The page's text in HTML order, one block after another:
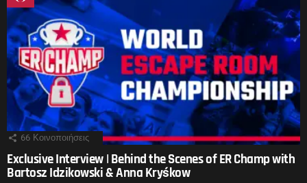
66 Κοινοποιήσεις
Exclusive Interview | Behind the Scenes of ER Champ with
Bartosz Idzikowski & Anna Kryśkow